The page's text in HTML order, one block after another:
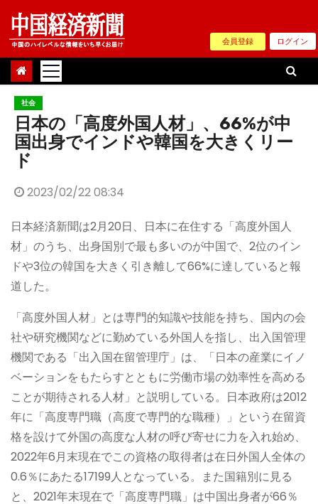
Skip
content
会員登録 ログイン
社会
日本の「高度外国人材」、66%が中
国出身でインドや韓国を大きくリー
ド
2023/02/22 08:34
日本経済新聞は2月20日、日本に在住する「高度外国人
材」のうち、出身国別で最も多いのが中国で、2位のイン
ドや3位の韓国を大きく引き離して66%に達していると報
道した。
「高度外国人材」とは専門的知識や技能を持ち、国内の会
社や研究機関などに勤めている外国人を指し、出入国管理
機関である「出入国在留管理庁」は、「日本の産業にイノ
ベーションをもたらすとともに労働市場の効率性を高める
ことが期待される人材」と説明している。日本政府は2012
年に「高度専門職（高度で専門的な職種）」という在留資
格を設けて外国の高度な人材の呼び寄せに力を入れ始め、
2022年6月末現在でこの資格の取得者は在日外国人全体の
0.6％にあたる17199人となっている。また国籍別に見る
と、2021年末現在で「高度専門職」は中国出身者が66％